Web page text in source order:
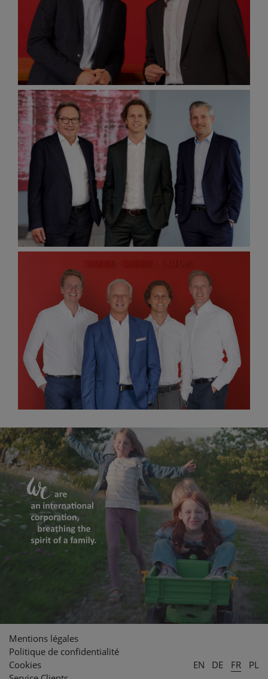
Mentions légales
Politique de confidentialité
Cookies
EN DE FR PL